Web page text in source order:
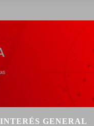
INTERÉS GENERAL